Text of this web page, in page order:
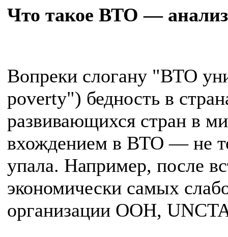
Что такое ВТО — анализ
Вопреки слогану "ВТО
poverty") бедность в
развивающихся стран в
вхождением в ВТО — не
упала. Например, после
экономически самых
организации ООН,